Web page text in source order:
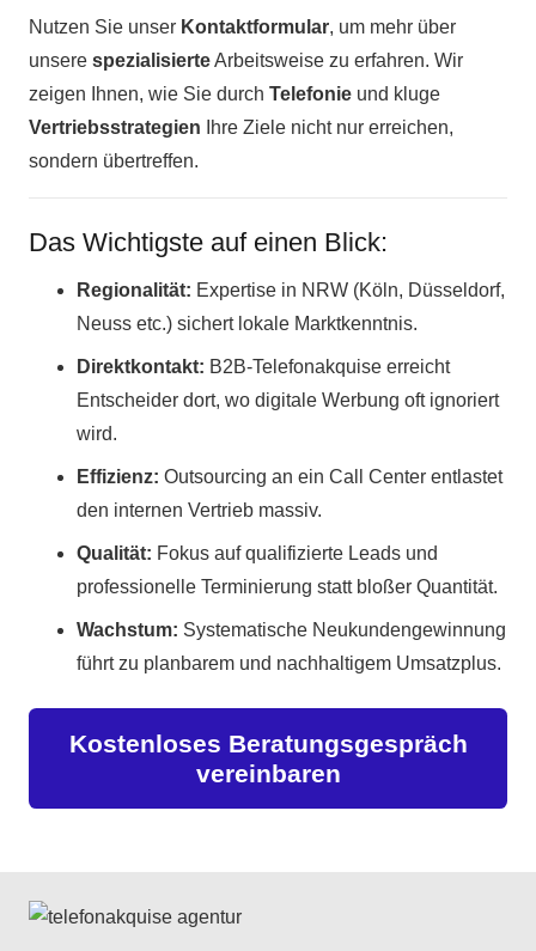
Nutzen Sie unser Kontaktformular, um mehr über
unsere spezialisierteArbeitsweise zu erfahren. Wir
zeigen Ihnen, wie Sie durch Telefonie und kluge
Vertriebsstrategien Ihre Ziele nicht nur erreichen,
sondern übertreffen.
Das Wichtigste auf einen Blick:
Regionalität: Expertise in NRW (Köln, Düsseldorf,
Neuss etc.) sichert lokale Marktkenntnis.
Direktkontakt: B2B-Telefonakquise erreicht
Entscheider dort, wo digitale Werbung oft ignoriert
wird.
Effizienz: Outsourcing an ein Call Center entlastet
den internen Vertrieb massiv.
Qualität: Fokus auf qualifizierte Leads und
professionelle Terminierung statt bloßer Quantität.
Wachstum: Systematische Neukundengewinnung
führt zu planbarem und nachhaltigem Umsatzplus.
Kostenloses Beratungsgespräch
vereinbaren